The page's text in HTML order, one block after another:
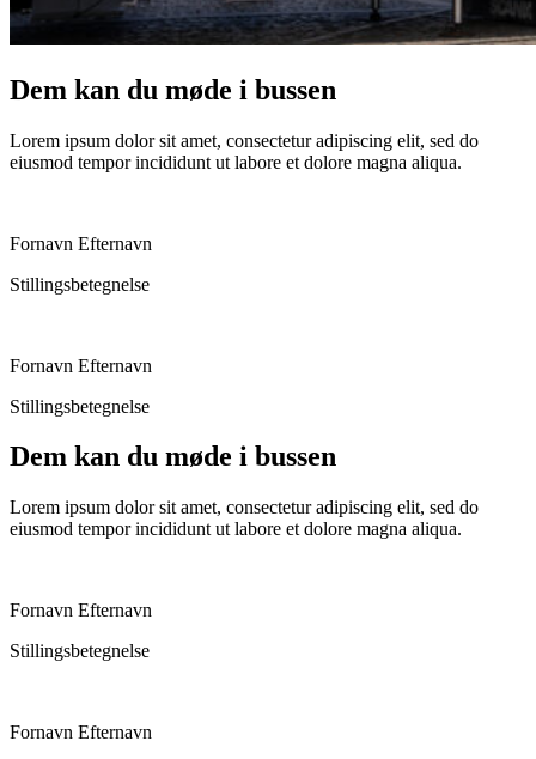
Dem kan du møde i bussen
Lorem ipsum dolor sit amet, consectetur adipiscing elit, sed do
eiusmod tempor incididunt ut labore et dolore magna aliqua.
Fornavn Efternavn
Stillingsbetegnelse
Fornavn Efternavn
Stillingsbetegnelse
Dem kan du møde i bussen
Lorem ipsum dolor sit amet, consectetur adipiscing elit, sed do
eiusmod tempor incididunt ut labore et dolore magna aliqua.
Fornavn Efternavn
Stillingsbetegnelse
Fornavn Efternavn